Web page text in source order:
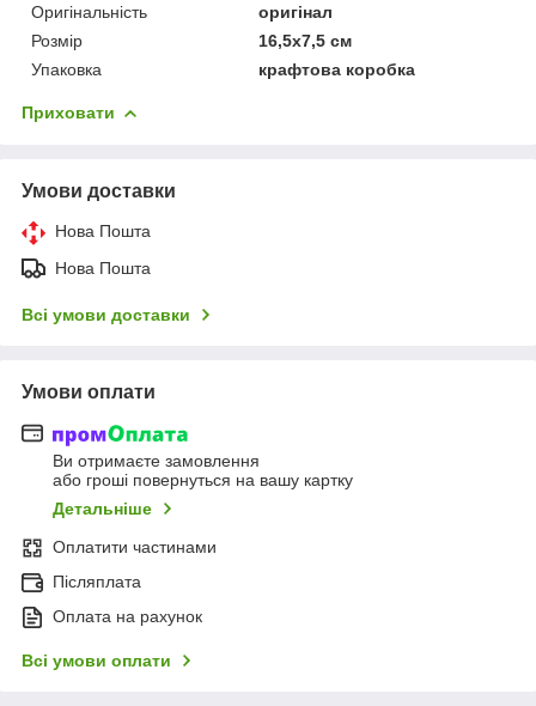
Оригінальність
оригінал
Розмір
16,5х7,5 см
Упаковка
крафтова коробка
Приховати
Умови доставки
Нова Пошта
Нова Пошта
Всі умови доставки
Умови оплати
Ви отримаєте замовлення
або гроші повернуться на вашу картку
Детальніше
Оплатити частинами
Післяплата
Оплата на рахунок
Всі умови оплати